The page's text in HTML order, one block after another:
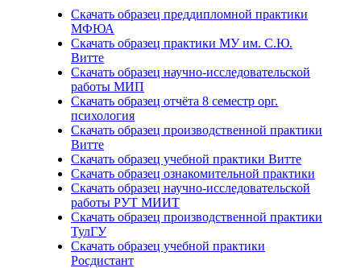
Скачать образец преддипломной практики
МФЮА
Скачать образец практики МУ им. С.Ю.
Витте
Скачать образец научно-исследовательской
работы МИП
Скачать образец отчёта 8 семестр орг.
психология
Скачать образец производственной практики
Витте
Скачать образец учебной практики Витте
Скачать образец ознакомительной практики
Скачать образец научно-исследовательской
работы РУТ МИИТ
Скачать образец производственной практики
ТулГУ
Скачать образец учебной практики
Росдистант